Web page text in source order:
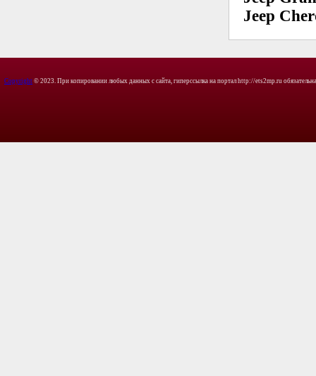
Jeep
Copyright © 2023. При копировании любых данных с сайта, гиперссылка на портал http://ets2mp.ru